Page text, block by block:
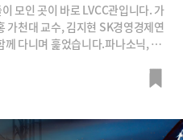
모인 곳이 바로 LVCC관입니다. 가
가천대 교수, 김지현 SK경영경제연
다니며 훑었습니다.파나소닉, 소
전시를 통해 이들 회사들의